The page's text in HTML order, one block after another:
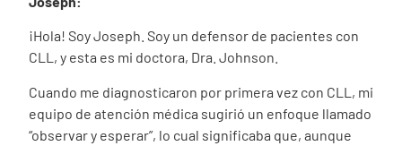
¡Hola! Soy Joseph. Soy un defensor de pacientes con
CLL, y esta es mi doctora, Dra. Johnson.
Cuando me diagnosticaron por primera vez con CLL, mi
equipo de atención médica sugirió un enfoque llamado
“observar y esperar”, lo cual significaba que, aunque